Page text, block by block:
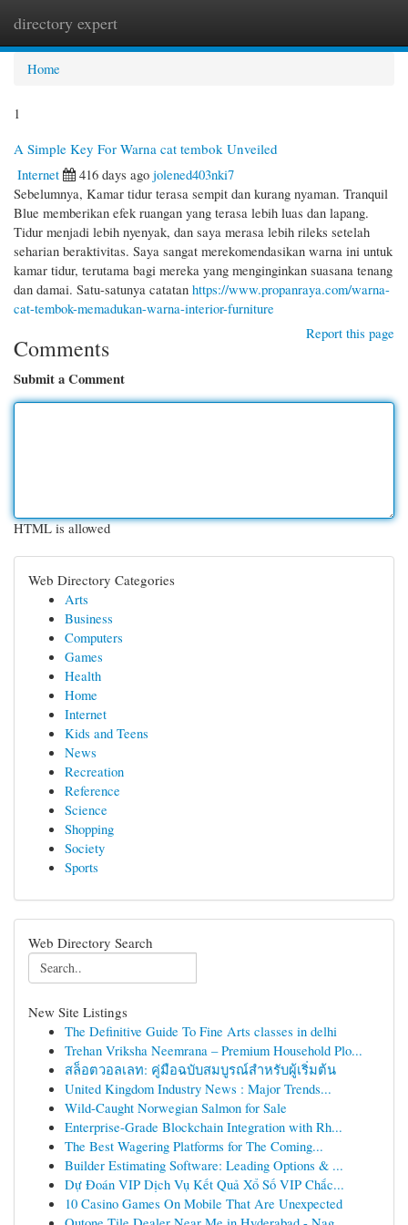
directory expert
Home
1
A Simple Key For Warna cat tembok Unveiled
Internet
416 days ago jolened403nki7
Sebelumnya, Kamar tidur terasa sempit dan kurang nyaman. Tranquil
Blue memberikan efek ruangan yang terasa lebih luas dan lapang.
Tidur menjadi lebih nyenyak, dan saya merasa lebih rileks setelah
seharian beraktivitas. Saya sangat merekomendasikan warna ini untuk
kamar tidur, terutama bagi mereka yang menginginkan suasana tenang
dan damai. Satu-satunya catatan https://www.propanraya.com/warna-
cat-tembok-memadukan-warna-interior-furniture
Report this page
Comments
Submit a Comment
HTML is allowed
Web Directory Categories
Arts
Business
Computers
Games
Health
Home
Internet
Kids and Teens
News
Recreation
Reference
Science
Shopping
Society
Sports
Web Directory Search
New Site Listings
The Definitive Guide To Fine Arts classes in delhi
Trehan Vriksha Neemrana – Premium Household Plo...
สล็อตวอลเลท: คู่มือฉบับสมบูรณ์สำหรับผู้เริ่มต้น
United Kingdom Industry News : Major Trends...
Wild-Caught Norwegian Salmon for Sale
Enterprise-Grade Blockchain Integration with Rh...
The Best Wagering Platforms for The Coming...
Builder Estimating Software: Leading Options & ...
Dự Đoán VIP Dịch Vụ Kết Quả Xổ Số VIP Chắc...
10 Casino Games On Mobile That Are Unexpected